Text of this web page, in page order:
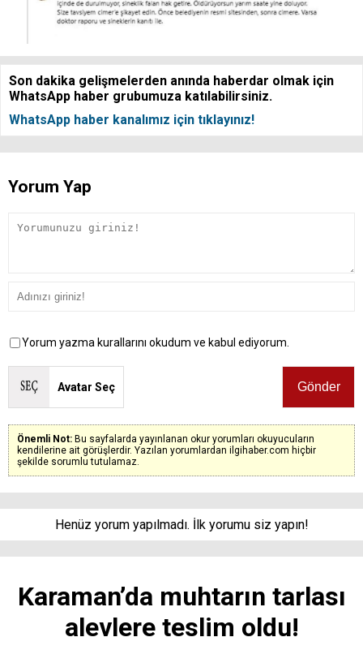
Son dakika gelişmelerden anında haberdar olmak için
WhatsApp haber grubumuza katılabilirsiniz.
WhatsApp haber kanalımız için tıklayınız!
Yorum Yap
Yorum yazma kurallarını okudum ve kabul ediyorum.
Avatar Seç
Önemli Not: Bu sayfalarda yayınlanan okur yorumları okuyucuların
kendilerine ait görüşlerdir. Yazılan yorumlardan ilgihaber.com hiçbir
şekilde sorumlu tutulamaz.
Henüz yorum yapılmadı. İlk yorumu siz yapın!
Karaman’da muhtarın tarlası
alevlere teslim oldu!